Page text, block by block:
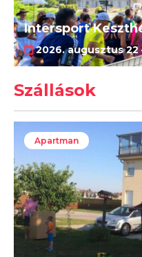
Intersport
2026. augusztus 22
Szállások
Apartman